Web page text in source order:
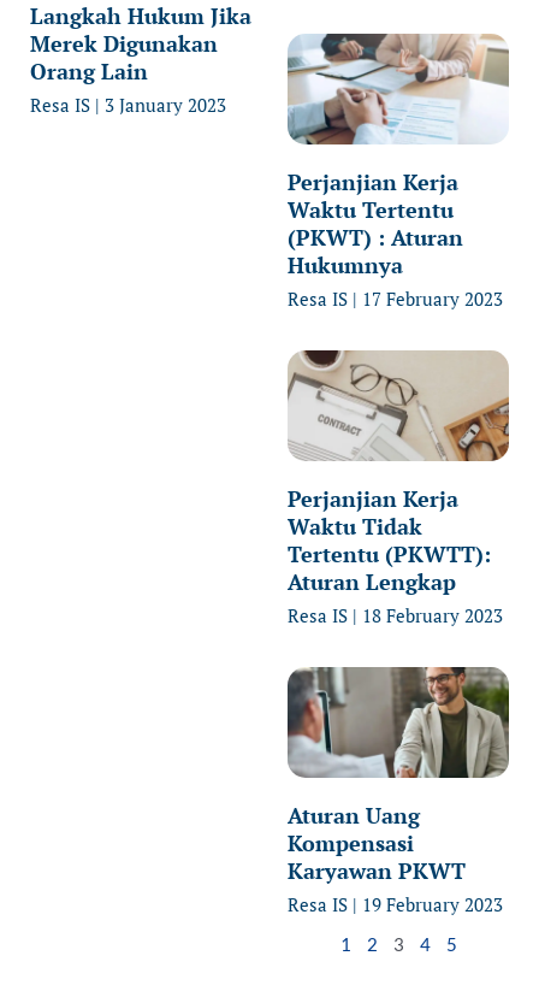
Langkah Hukum Jika
Merek Digunakan
Orang Lain
Resa IS 3 January 2023
Perjanjian Kerja
Waktu Tertentu
(PKWT) : Aturan
Hukumnya
Resa IS 17 February 2023
Perjanjian Kerja
Waktu Tidak
Tertentu (PKWTT):
Aturan Lengkap
Resa IS 18 February 2023
Aturan Uang
Kompensasi
Karyawan PKWT
Resa IS 19 February 2023
1 2 3 4 5